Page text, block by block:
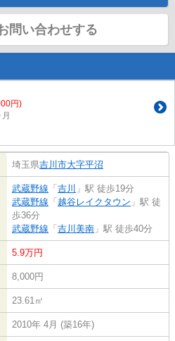
問い合わせする
円)
埼玉県吉川市大字平沼
武蔵野線 「吉川 」駅 徒歩19分
武蔵野線 「越谷レイクタウン 」駅 徒
歩36分
武蔵野線 「吉川美南 」駅 徒歩40分
5.9万円
8,000円
23.61㎡
2010年 4月 (築16年)